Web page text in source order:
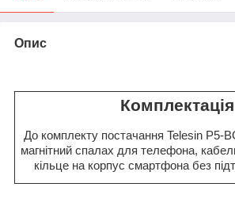
Опис
Комплектація
До комплекту постачання Telesin P5-
магнітний спалах для телефона,
кільце на корпус смартфона без